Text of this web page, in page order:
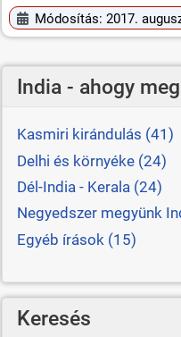
Módosítás: 2017.
India - ahogy
Kasmiri kirándulás (41)
Delhi és környéke (24)
Dél-India - Kerala (24)
Negyedszer megyünk
Egyéb írások (15)
Keresés